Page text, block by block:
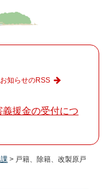
援金の受付につ
知らせのRSS
> 戸籍、除籍、改製原戸